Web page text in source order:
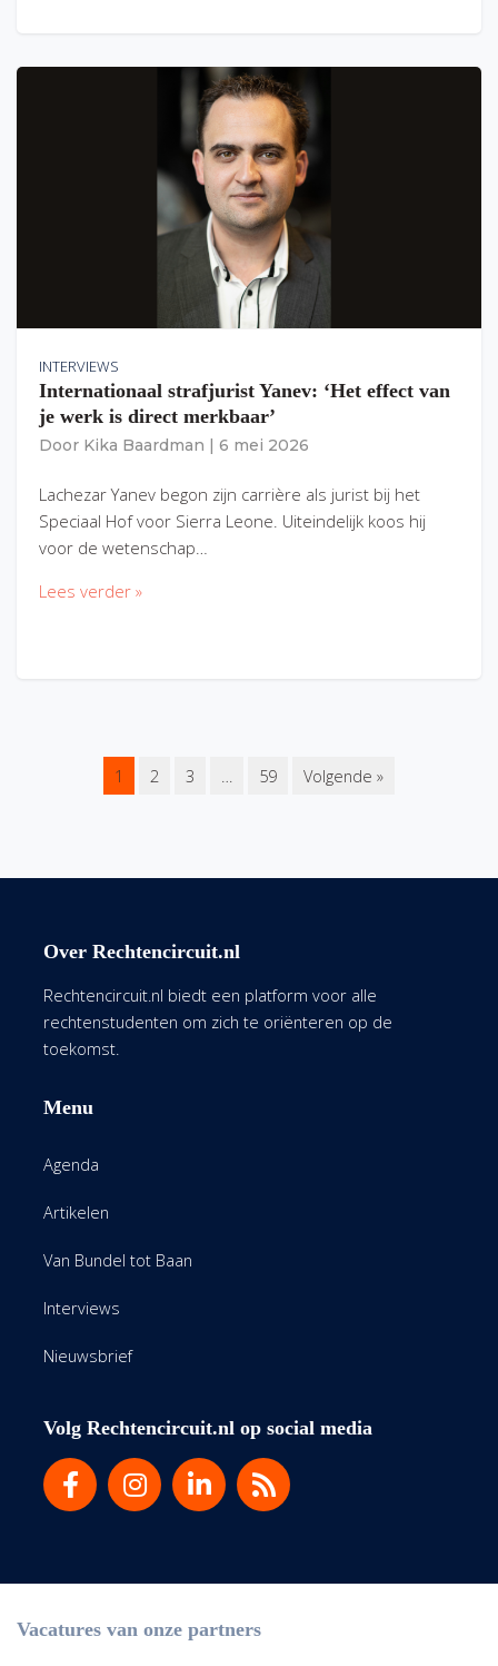
INTERVIEWS
Internationaal strafjurist Yanev: ‘Het effect van
je werk is direct merkbaar’
Door Kika Baardman 6 mei 2026
Lachezar Yanev begon zijn carrière als jurist bij het
Speciaal Hof voor Sierra Leone. Uiteindelijk koos hij
voor de wetenschap…
Lees verder »
1 2 3 … 59 Volgende »
Over Rechtencircuit.nl
Rechtencircuit.nl biedt een platform voor alle
rechtenstudenten om zich te oriënteren op de
toekomst.
Menu
Agenda
Artikelen
Van Bundel tot Baan
Interviews
Nieuwsbrief
Volg Rechtencircuit.nl op social media
Vacatures van onze partners